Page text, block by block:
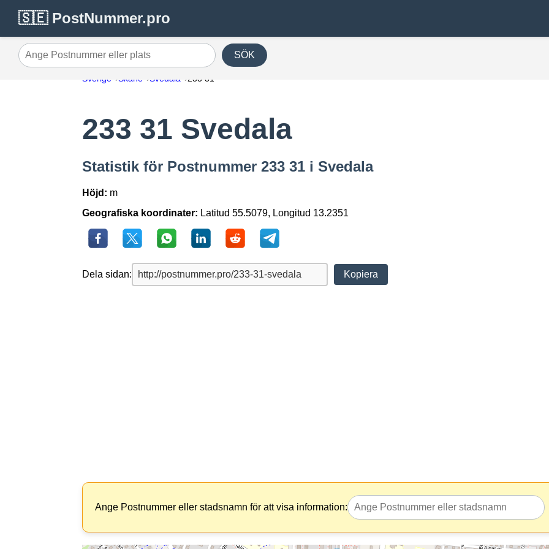
🇸🇪 PostNummer.pro
Ange Postnummer eller plats SÖK
Sverige Skåne Svedala 233 31
233 31 Svedala
Statistik för Postnummer 233 31 i Svedala
Höjd: m
Geografiska koordinater: Latitud 55.5079, Longitud 13.2351
Dela sidan: Kopiera
Ange Postnummer eller stadsnamn för att visa information: